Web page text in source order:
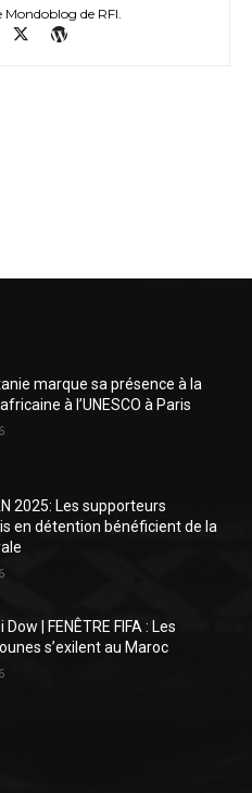
de RFI.
marque sa présence à la
à l’UNESCO à Paris
2025: Les supporteurs
en détention bénéficient de la
Dow | FENÊTRE FIFA : Les
s’exilent au Maroc